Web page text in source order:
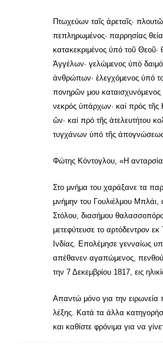
Πτωχεύων ταῖς ἀρεταῖς·
πεπληρωμένος· παρρησίας
κατακεκριμένος ὑπό τοῦ Θεοῦ·
Ἀγγέλων· γελώμενος ὑπό
ἀνθρώπων· ἐλεγχόμενος ὑπό
πονηρῶν μου
νεκρός ὑπάρχων· καί πρός τῆς
ὤν· καί πρό τῆς ἀτελευτήτου
τυγχάνων ὑπό τῆς
Φώτης Κόντογλου, «Η
Στο μνήμα του χαράξανε τα
μνήμην του Γουλιέλμου Μπλάι,
Στόλου, διασήμου
μετεφύτευσε το αρτόδεντρον εκ
Ινδίας. Επολέμησε γενναίως
απέθανεν αγαπώμενος,
την 7 Δεκεμβρίου 1817, εις
Απαντώ μόνο για την ειρωνεία
λέξης. Κατά τα άλλα
και καθίστε φρόνιμα για να